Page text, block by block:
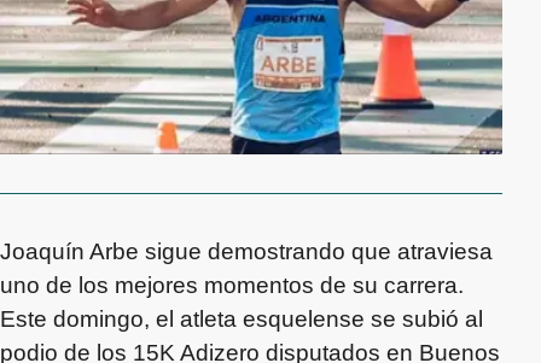
Joaquín Arbe sigue demostrando que atraviesa
uno de los mejores momentos de su carrera.
Este domingo, el atleta esquelense se subió al
podio de los 15K Adizero disputados en Buenos